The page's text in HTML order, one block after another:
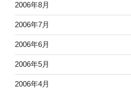
2006年8月
2006年7月
2006年6月
2006年5月
2006年4月